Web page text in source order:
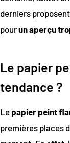
derniers
pourun aperçu
Le papier
tendance ?
Le papier peint
premières places